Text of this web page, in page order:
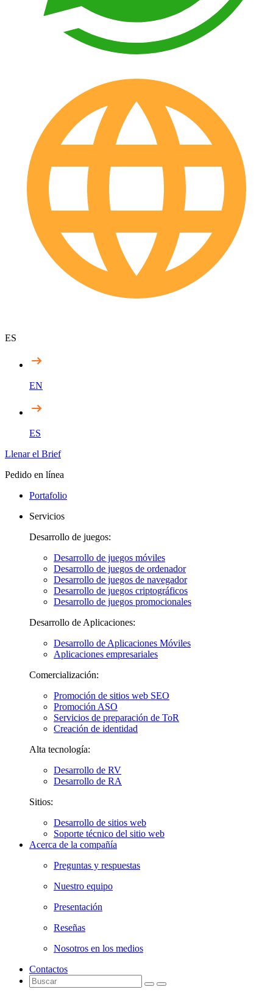
ES
EN
ES
Llenar el Brief
Pedido en línea
Portafolio
Servicios
Desarrollo de juegos:
Desarrollo de juegos móviles
Desarrollo de juegos de ordenador
Desarrollo de juegos de navegador
Desarrollo de juegos criptográficos
Desarrollo de juegos promocionales
Desarrollo de Aplicaciones:
Desarrollo de Aplicaciones Móviles
Aplicaciones empresariales
Comercialización:
Promoción de sitios web SEO
Promoción ASO
Servicios de preparación de ToR
Creación de identidad
Alta tecnología:
Desarrollo de RV
Desarrollo de RA
Sitios:
Desarrollo de sitios web
Soporte técnico del sitio web
Acerca de la compañía
Preguntas y respuestas
Nuestro equipo
Presentación
Reseñas
Nosotros en los medios
Contactos